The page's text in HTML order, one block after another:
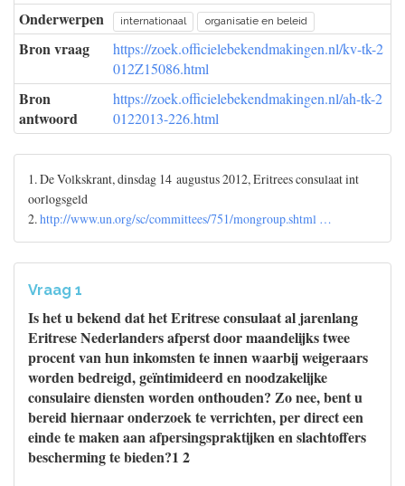
Onderwerpen internationaal organisatie en beleid
Bron vraag
https://zoek.officielebekendmakingen.nl/kv-tk-2
012Z15086.html
Bron
antwoord
https://zoek.officielebekendmakingen.nl/ah-tk-2
0122013-226.html
1. De Volkskrant, dinsdag 14 augustus 2012, Eritrees consulaat int
oorlogsgeld
2.http://www.un.org/sc/committees/751/mongroup.shtml …
Vraag 1
Is het u bekend dat het Eritrese consulaat al jarenlang
Eritrese Nederlanders afperst door maandelijks twee
procent van hun inkomsten te innen waarbij weigeraars
worden bedreigd, geïntimideerd en noodzakelijke
consulaire diensten worden onthouden? Zo nee, bent u
bereid hiernaar onderzoek te verrichten, per direct een
einde te maken aan afpersingspraktijken en slachtoffers
bescherming te bieden?1 2